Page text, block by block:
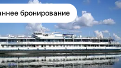
бронирование